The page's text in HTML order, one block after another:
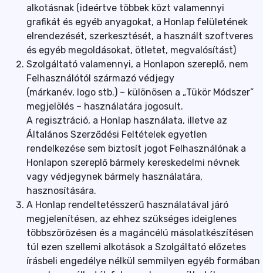
alkotásnak (ideértve többek közt valamennyi
grafikát és egyéb anyagokat, a Honlap felületének
elrendezését, szerkesztését, a használt szoftveres
és egyéb megoldásokat, ötletet, megvalósítást)
Szolgáltató valamennyi, a Honlapon szereplő, nem
Felhasználótól származó védjegy
(márkanév, logo stb.) – különösen a „Tükör Módszer”
megjelölés – használatára jogosult.
A regisztráció, a Honlap használata, illetve az
Általános Szerződési Feltételek egyetlen
rendelkezése sem biztosít jogot Felhasználónak a
Honlapon szereplő bármely kereskedelmi névnek
vagy védjegynek bármely használatára,
hasznosítására.
A Honlap rendeltetésszerű használatával járó
megjelenítésen, az ehhez szükséges ideiglenes
többszörözésen és a magáncélú másolatkészítésen
túl ezen szellemi alkotások a Szolgáltató előzetes
írásbeli engedélye nélkül semmilyen egyéb formában